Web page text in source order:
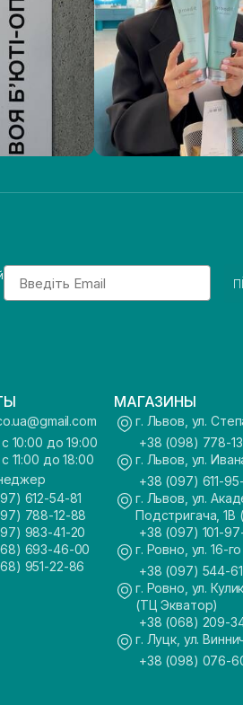
Email
10:00 до 19:00
11:00 до 18:00
612-54-81
788-12-88
983-41-20
693-46-00
951-22-86
МАГАЗИНЫ
г. Львов, ул.
+38 (098) 778-
г. Львов, ул.
+38 (097) 611-
г. Львов, ул.
Подстригача, 1В
+38 (097) 101-
г. Ровно, ул. 16-
+38 (097) 544-
г. Ровно, ул.
(ТЦ Экватор)
+38 (068) 209-
г. Луцк, ул.
+38 (098) 076-